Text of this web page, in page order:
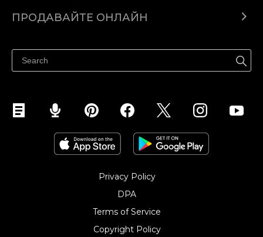
Помощен център
ПРОДАВАЙТЕ ОНЛАЙН
Продавайте във Facebook
Продавайте в Instagram
Privacy Policy
DPA
Terms of Service
Copyright Policy‎